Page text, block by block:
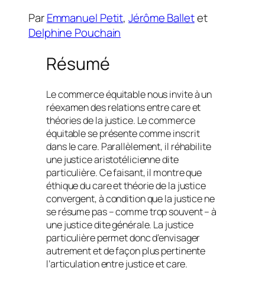
ParEmmanuel Petit,Jérôme Balletet
Delphine Pouchain
Résumé
Le commerce équitable nous invite à un
réexamen des relations entre care et
théories de la justice. Le commerce
équitable se présente comme inscrit
dans le care. Parallèlement, il réhabilite
une justice aristotélicienne dite
particulière. Ce faisant, il montre que
éthique du care et théorie de la justice
convergent, à condition que la justice ne
se résume pas – comme trop souvent – à
une justice dite générale. La justice
particulière permet donc d’envisager
autrement et de façon plus pertinente
l’articulation entre justice et care.